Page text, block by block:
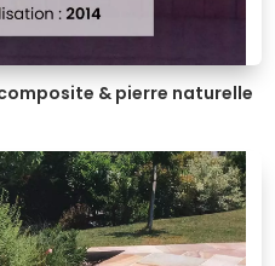
& pierre naturelle